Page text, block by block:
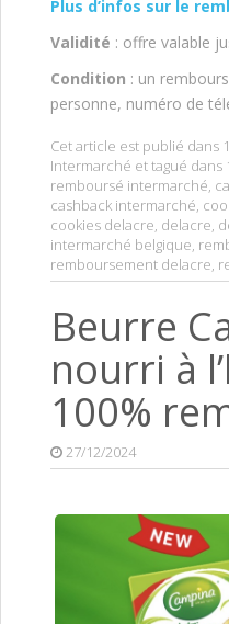
Plus d’infos sur le
Validité : offre valable
Condition : un
personne, numéro de
Cet article est publié dans
Intermarché et tagué dans
remboursé intermarché,
cashback intermarché,
cookies delacre, delacre,
intermarché belgique,
remboursement delacre,
Beurre
nourri à
100%
27/12/2024